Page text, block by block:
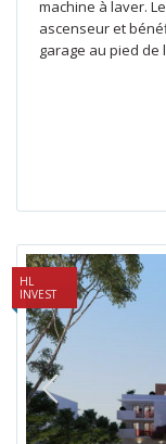
machine à laver.
ascenseur et
garage au pied de
HL
INVEST